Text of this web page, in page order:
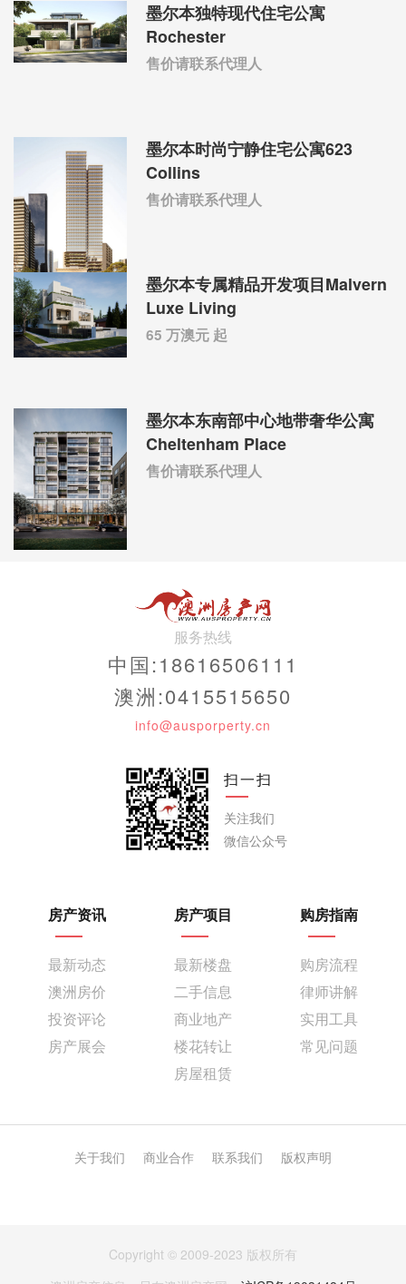
墨尔本独特现代住宅公寓
Rochester
售价请联系代理人
墨尔本时尚宁静住宅公寓623
Collins
售价请联系代理人
墨尔本专属精品开发项目Malvern
Luxe Living
65 万澳元 起
墨尔本东南部中心地带奢华公寓
Cheltenham Place
售价请联系代理人
服务热线
中国:18616506111
澳洲:0415515650
info@ausporperty.cn
扫一扫
关注我们
微信公众号
房产资讯
最新动态
澳洲房价
投资评论
房产展会
房产项目
最新楼盘
二手信息
商业地产
楼花转让
房屋租赁
购房指南
购房流程
律师讲解
实用工具
常见问题
关于我们 商业合作 联系我们 版权声明
Copyright © 2009-2023 版权所有